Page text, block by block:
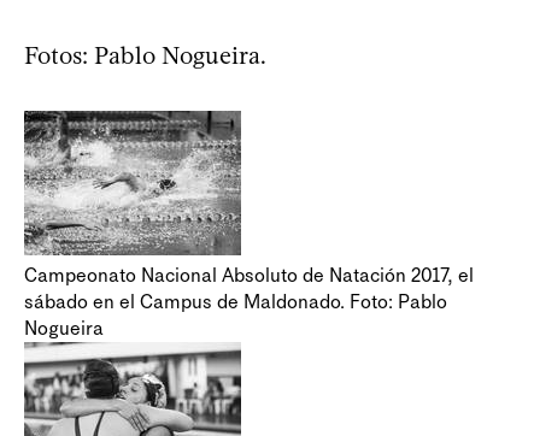
Fotos: Pablo Nogueira.
Campeonato Nacional Absoluto de Natación 2017, el
sábado en el Campus de Maldonado. Foto: Pablo
Nogueira